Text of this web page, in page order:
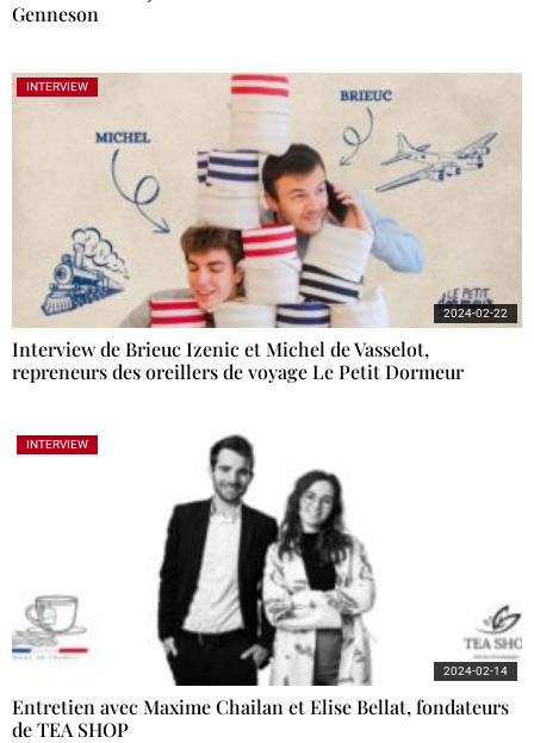
Genneson
INTERVIEW
Interview de Brieuc Izenic et Michel de Vasselot,
repreneurs des oreillers de voyage Le Petit Dormeur
2024-02-22
INTERVIEW
Entretien avec Maxime Chailan et Elise Bellat, fondateurs
de TEA SHOP
2024-02-14